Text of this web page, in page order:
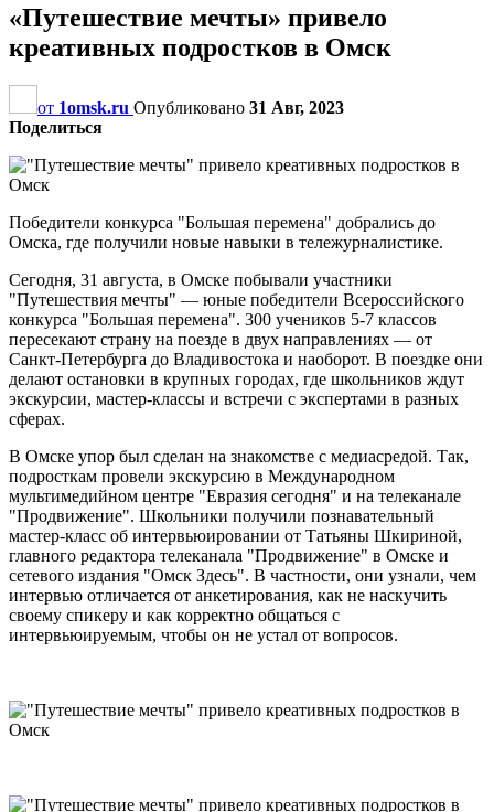
«Путешествие мечты» привело
креативных подростков в Омск
от 1omsk.ru Опубликовано 31 Авг, 2023
Поделиться
Победители конкурса "Большая перемена" добрались до
Омска, где получили новые навыки в тележурналистике.
Сегодня, 31 августа, в Омске побывали участники
"Путешествия мечты" — юные победители Всероссийского
конкурса "Большая перемена". 300 учеников 5-7 классов
пересекают страну на поезде в двух направлениях — от
Санкт-Петербурга до Владивостока и наоборот. В поездке они
делают остановки в крупных городах, где школьников ждут
экскурсии, мастер-классы и встречи с экспертами в разных
сферах.
В Омске упор был сделан на знакомстве с медиасредой. Так,
подросткам провели экскурсию в Международном
мультимедийном центре "Евразия сегодня" и на телеканале
"Продвижение". Школьники получили познавательный
мастер-класс об интервьюировании от Татьяны Шкириной,
главного редактора телеканала "Продвижение" в Омске и
сетевого издания "Омск Здесь". В частности, они узнали, чем
интервью отличается от анкетирования, как не наскучить
своему спикеру и как корректно общаться с
интервьюируемым, чтобы он не устал от вопросов.